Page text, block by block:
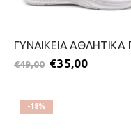
€49,00 €35,00
-18%